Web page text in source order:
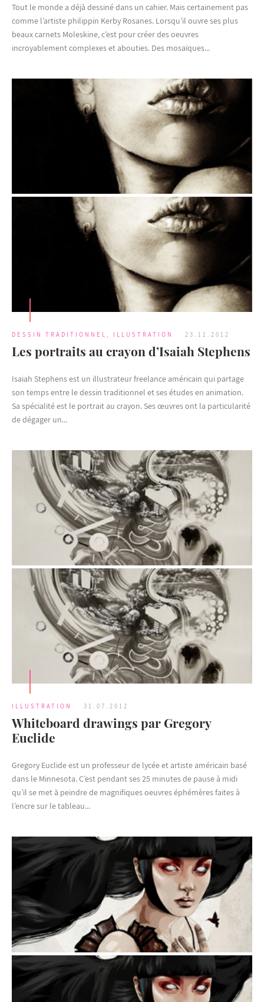
Tout le monde a déjà dessiné dans un cahier. Mais certainement pas
comme l’artiste philippin Kerby Rosanes. Lorsqu’il ouvre ses plus
beaux carnets Moleskine, c’est pour créer des oeuvres
incroyablement complexes et abouties. Des mosaïques...
DESSIN TRADITIONNEL , ILLUSTRATION 23.11.2012
Les portraits au crayon d’Isaiah Stephens
Isaiah Stephens est un illustrateur freelance américain qui partage
son temps entre le dessin traditionnel et ses études en animation.
Sa spécialité est le portrait au crayon. Ses œuvres ont la particularité
de dégager un...
ILLUSTRATION 31.07.2012
Whiteboard drawings par Gregory
Euclide
Gregory Euclide est un professeur de lycée et artiste américain basé
dans le Minnesota. C’est pendant ses 25 minutes de pause à midi
qu’il se met à peindre de magnifiques oeuvres éphémères faites à
l’encre sur le tableau...